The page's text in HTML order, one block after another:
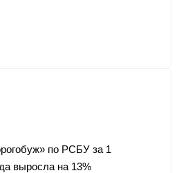
по РСБУ за 1
выросла на 13%